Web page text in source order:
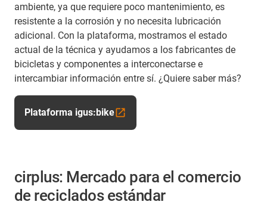
ambiente, ya que requiere poco mantenimiento, es
resistente a la corrosión y no necesita lubricación
adicional. Con la plataforma, mostramos el estado
actual de la técnica y ayudamos a los fabricantes de
bicicletas y componentes a interconectarse e
intercambiar información entre sí. ¿Quiere saber más?
Plataforma igus:bike
cirplus: Mercado para el comercio
de reciclados estándar